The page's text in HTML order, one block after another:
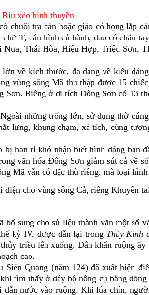
xéo hình thuyền
chuôi tra cán hoặc giáo có họng lắp
T, cán hình củ hành, dao có chắn
Thái Hòa, Hiệu Hợp, Triệu Sơn,
về kích thước, đa dạng về kiểu
vùng sông Mã thu thập được 15
Sơn. Riêng ở di tích Đông Sơn có 13
những trống lớn, sử dụng thờ
lưng, khung chạm, xà tích, cùng
han rỉ khó nhận biết hình dáng ban
văn hóa Đông Sơn giảm sút cả về
Mã vẫn có đặc thù riêng, mà loại hình
cho vùng sông Cả, riêng Khuyên
sung cho sử liệu thành văn một số
kỷ IV, được dẫn lại trong Thủy Kinh
triều lên xuống. Dân khẩn ruộng
cao.
Quang (năm 124) đã xuất hiện
tìm thấy ở đây bộ nông cụ bằng
nước vào ruộng. Khi lúa chín,